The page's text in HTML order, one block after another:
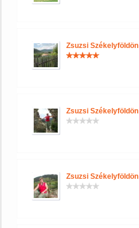
Zsuzsi Székelyföldön
Zsuzsi Székelyföldön
Zsuzsi Székelyföldön